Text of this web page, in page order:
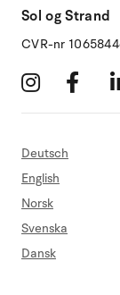
Sol og Strand
CVR-nr
Deutsch
English
Norsk
Svenska
Dansk